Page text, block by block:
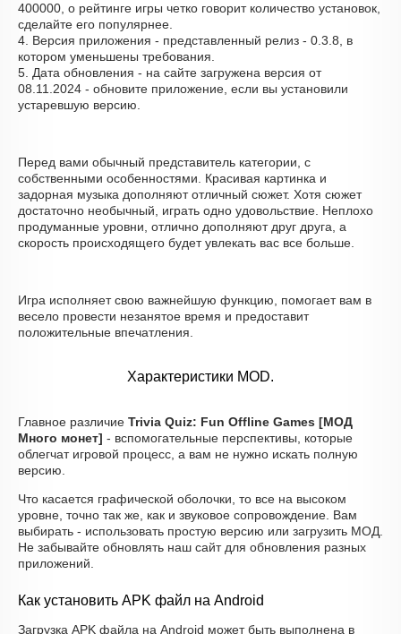
400000, о рейтинге игры четко говорит количество установок,
сделайте его популярнее.
4. Версия приложения - представленный релиз - 0.3.8, в
котором уменьшены требования.
5. Дата обновления - на сайте загружена версия от
08.11.2024 - обновите приложение, если вы установили
устаревшую версию.
Перед вами обычный представитель категории, с
собственными особенностями. Красивая картинка и
задорная музыка дополняют отличный сюжет. Хотя сюжет
достаточно необычный, играть одно удовольствие. Неплохо
продуманные уровни, отлично дополняют друг друга, а
скорость происходящего будет увлекать вас все больше.
Игра исполняет свою важнейшую функцию, помогает вам в
весело провести незанятое время и предоставит
положительные впечатления.
Характеристики MOD.
Главное различие Trivia Quiz: Fun Offline Games [МОД
Много монет] - вспомогательные перспективы, которые
облегчат игровой процесс, а вам не нужно искать полную
версию.
Что касается графической оболочки, то все на высоком
уровне, точно так же, как и звуковое сопровождение. Вам
выбирать - использовать простую версию или загрузить МОД.
Не забывайте обновлять наш сайт для обновления разных
приложений.
Как установить APK файл на Android
Загрузка APK файла на Android может быть выполнена в